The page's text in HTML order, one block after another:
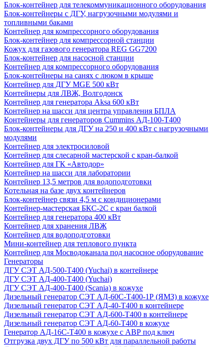
Блок-контейнер для телекоммуникационного оборудования
Блок-контейнеры с ДГУ, нагрузочными модулями и
топливными баками
Контейнер для компрессорного оборудования
Блок-контейнер для компрессорной станции
Кожух для газового генератора REG GG7200
Блок-контейнер для насосной станции
Контейнер для компрессорного оборудования
Блок-контейнеры на санях с люком в крыше
Контейнер для ДГУ MGE 500 кВт
Контейнеры для ЛВЖ, Волгодонск
Контейнер для генератора Aksa 600 кВт
Контейнер на шасси для центра управления БПЛА
Контейнеры для генераторов Cummins АД-100-Т400
Блок-контейнеры для ДГУ на 250 и 400 кВт с нагрузочными
модулями
Контейнер для электросиловой
Контейнер для слесарной мастерской с кран-балкой
Контейнер для ГК «Автодор»
Контейнер на шасси для лаборатории
Контейнер 13,5 метров для водоподготовки
Котельная на базе двух контейнеров
Блок-контейнер связи 4,5 м с кондиционерами
Контейнер-мастерская БКС-2С с кран балкой
Контейнер для генератора 400 кВт
Контейнер для хранения ЛВЖ
Контейнер для водоподготовки
Мини-контейнер для теплового пункта
Контейнер для Мосводоканала под насосное оборудование
Генераторы
ДГУ СЭТ АД-500-Т400 (Yuchai) в контейнере
ДГУ СЭТ АД-400-Т400 (Yuchai)
ДГУ СЭТ АД-400-Т400 (Scania) в кожухе
Дизельный генератор СЭТ АД-60С-Т400-1Р (ЯМЗ) в кожухе
Дизельный генератор СЭТ АД-40-Т400 в контейнере
Дизельный генератор СЭТ АД-600-Т400 в контейнере
Дизельный генератор СЭТ АД-60-Т400 в кожухе
Генератор АД-16С-Т400 в кожухе с АВР под ключ
Отгрузка двух ДГУ по 500 кВт для параллельной работы